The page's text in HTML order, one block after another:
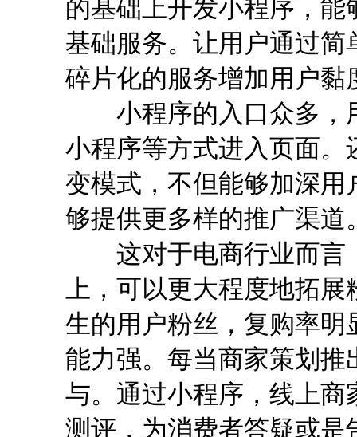
基础服务。让用户通过
碎片化的服务增加用户黏
小程序的入口众多，
小程序等方式进入页面
变模式，不但能够加深
够提供更多样的推广渠道
这对于电商行业而言
上，可以更大程度地拓
生的用户粉丝，复购率
能力强。每当商家策划
与。通过小程序，线上
测评，为消费者答疑或